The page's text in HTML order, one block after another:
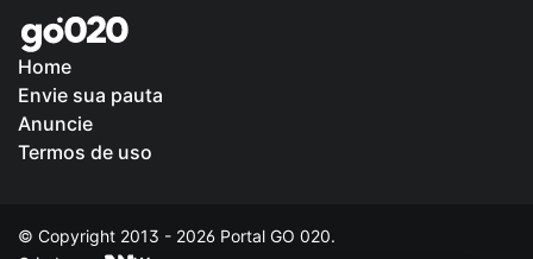
Home
Envie sua pauta
Anuncie
Termos de uso
© Copyright 2013 - 2026 Portal GO 020.